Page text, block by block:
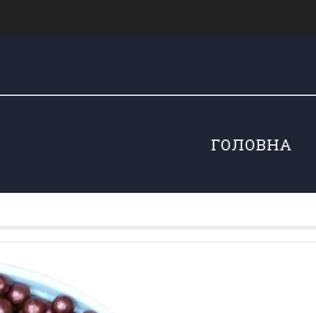
ГОЛОВНА